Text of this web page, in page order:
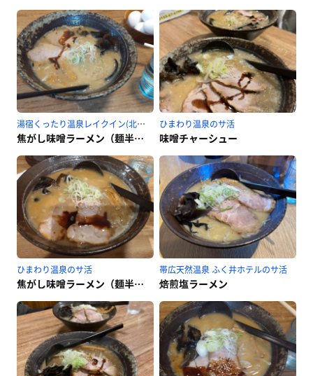
湯宿くったり温泉レイクイン(北海道アヴァント)のサ活
焦がし味噌ラーメン（麺半分） ゆで卵２個
ひまわり温泉のサ活
味噌チャーシュー
ひまわり温泉のサ活
焦がし味噌ラーメン（麺半分）
帯広天然温泉 ふく井ホテルのサ活
焙煎塩ラーメン